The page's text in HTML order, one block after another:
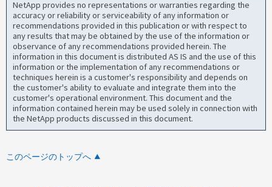
NetApp provides no representations or warranties regarding the
accuracy or reliability or serviceability of any information or
recommendations provided in this publication or with respect to
any results that may be obtained by the use of the information or
observance of any recommendations provided herein. The
information in this document is distributed AS IS and the use of this
information or the implementation of any recommendations or
techniques herein is a customer's responsibility and depends on
the customer's ability to evaluate and integrate them into the
customer's operational environment. This document and the
information contained herein may be used solely in connection with
the NetApp products discussed in this document.
このページのトップへ